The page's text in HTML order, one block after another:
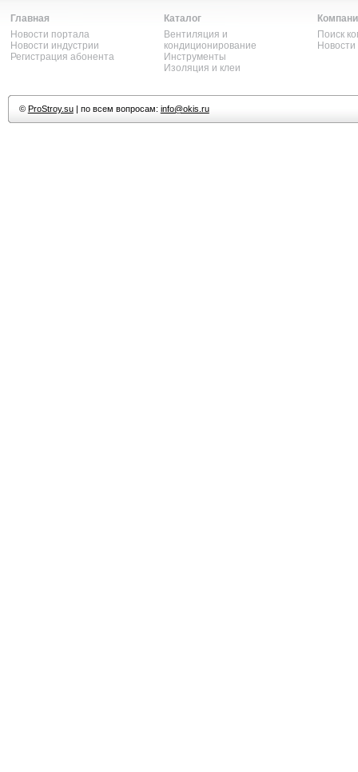
Главная
Новости портала
Новости индустрии
Регистрация абонента
Каталог
Вентиляция и
кондиционирование
Инструменты
Изоляция и клеи
Поиск
© ProStroy.su| по всем вопросам: info@okis.ru